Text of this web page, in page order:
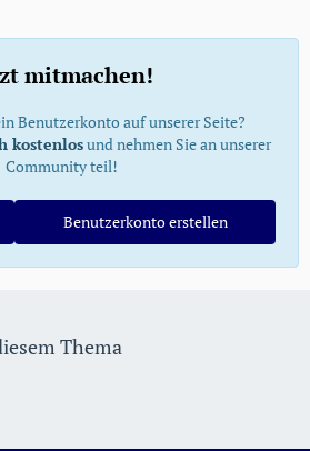
mitmachen!
Benutzerkonto auf unserer Seite?
kostenlosund nehmen Sie an unserer
Community teil!
Benutzerkonto erstellen
Thema